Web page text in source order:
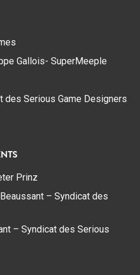
Gallois- SuperMeeple
des Serious Game Designers
Prinz
– Syndicat des
– Syndicat des Serious